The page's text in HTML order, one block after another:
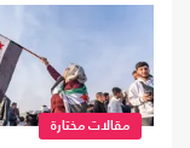
مقالات مختارة